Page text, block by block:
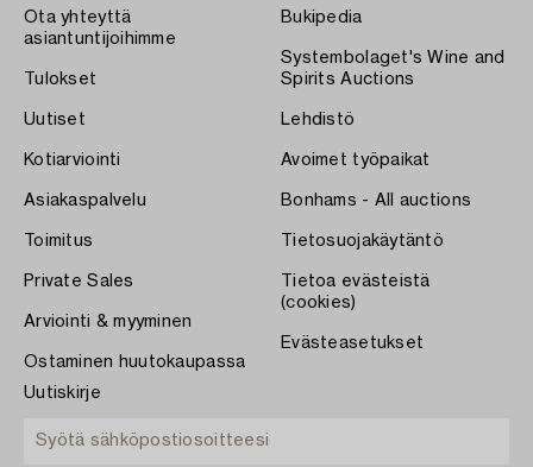
Ota yhteyttä
asiantuntijoihimme
Tulokset
Uutiset
Kotiarviointi
Asiakaspalvelu
Toimitus
Private Sales
Arviointi & myyminen
Ostaminen huutokaupassa
Bukipedia
Systembolaget's Wine and
Spirits Auctions
Lehdistö
Avoimet työpaikat
Bonhams - All auctions
Tietosuojakäytäntö
Tietoa evästeistä
(cookies)
Evästeasetukset
Uutiskirje